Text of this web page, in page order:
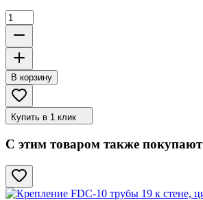
В корзину
Купить в 1 клик
С этим товаром также покупают